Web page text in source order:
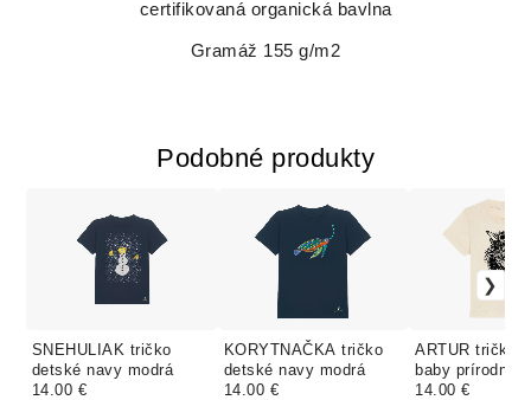
certifikovaná organická bavlna
Gramáž 155 g/m2
Podobné produkty
SNEHULIAK tričko
detské navy modrá
14.00 €
KORYTNAČKA tričko
detské navy modrá
14.00 €
ARTUR tričko
baby prírodná
14.00 €